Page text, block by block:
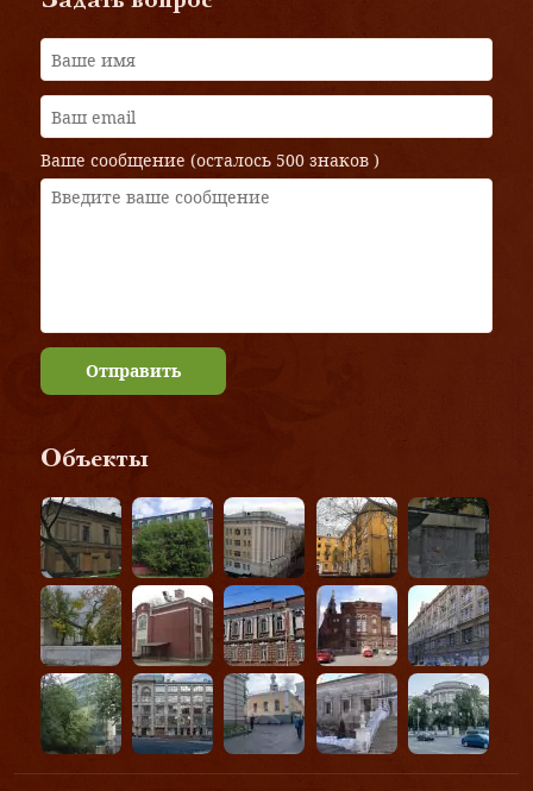
Ваше сообщение (осталось 500 знаков )
Отправить
Объекты